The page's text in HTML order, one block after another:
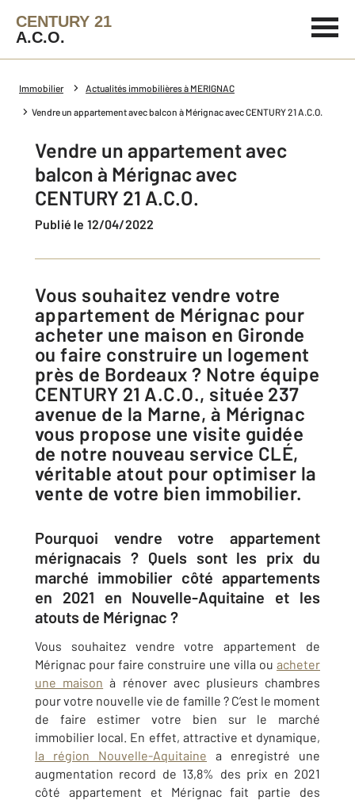
CENTURY 21
A.C.O.
Immobilier Actualités immobilières à MERIGNAC
Vendre un appartement avec balcon à Mérignac avec CENTURY 21 A.C.O.
Vendre un appartement avec
balcon à Mérignac avec
CENTURY 21 A.C.O.
Publié le 12/04/2022
Vous souhaitez vendre votre
appartement de Mérignac pour
acheter une maison en Gironde
ou faire construire un logement
près de Bordeaux ? Notre équipe
CENTURY 21 A.C.O., située 237
avenue de la Marne, à Mérignac
vous propose une visite guidée
de notre nouveau service CLÉ,
véritable atout pour optimiser la
vente de votre bien immobilier.
Pourquoi vendre votre appartement
mérignacais ? Quels sont les prix du
marché immobilier côté appartements
en 2021 en Nouvelle-Aquitaine et les
atouts de Mérignac ?
Vous souhaitez vendre votre appartement de
Mérignac pour faire construire une villa ou acheter
une maison à rénover avec plusieurs chambres
pour votre nouvelle vie de famille ? C’est le moment
de faire estimer votre bien sur le marché
immobilier local. En effet, attractive et dynamique,
la région Nouvelle-Aquitaine a enregistré une
augmentation record de 13,8% des prix en 2021
côté appartement et Mérignac fait partie des